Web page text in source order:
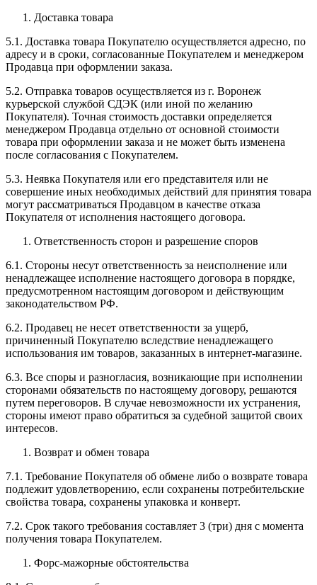
Доставка товара
5.1. Доставка товара Покупателю осуществляется адресно, по
адресу и в сроки, согласованные Покупателем и менеджером
Продавца при оформлении заказа.
5.2. Отправка товаров осуществляется из г. Воронеж
курьерской службой СДЭК (или иной по желанию
Покупателя). Точная стоимость доставки определяется
менеджером Продавца отдельно от основной стоимости
товара при оформлении заказа и не может быть изменена
после согласования с Покупателем.
5.3. Неявка Покупателя или его представителя или не
совершение иных необходимых действий для принятия товара
могут рассматриваться Продавцом в качестве отказа
Покупателя от исполнения настоящего договора.
Ответственность сторон и разрешение споров
6.1. Стороны несут ответственность за неисполнение или
ненадлежащее исполнение настоящего договора в порядке,
предусмотренном настоящим договором и действующим
законодательством РФ.
6.2. Продавец не несет ответственности за ущерб,
причиненный Покупателю вследствие ненадлежащего
использования им товаров, заказанных в интернет-магазине.
6.3. Все споры и разногласия, возникающие при исполнении
сторонами обязательств по настоящему договору, решаются
путем переговоров. В случае невозможности их устранения,
стороны имеют право обратиться за судебной защитой своих
интересов.
Возврат и обмен товара
7.1. Требование Покупателя об обмене либо о возврате товара
подлежит удовлетворению, если сохранены потребительские
свойства товара, сохранены упаковка и конверт.
7.2. Срок такого требования составляет 3 (три) дня с момента
получения товара Покупателем.
Форс-мажорные обстоятельства